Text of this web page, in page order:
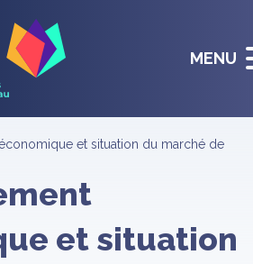
MENU
et situation du marché de
et situation